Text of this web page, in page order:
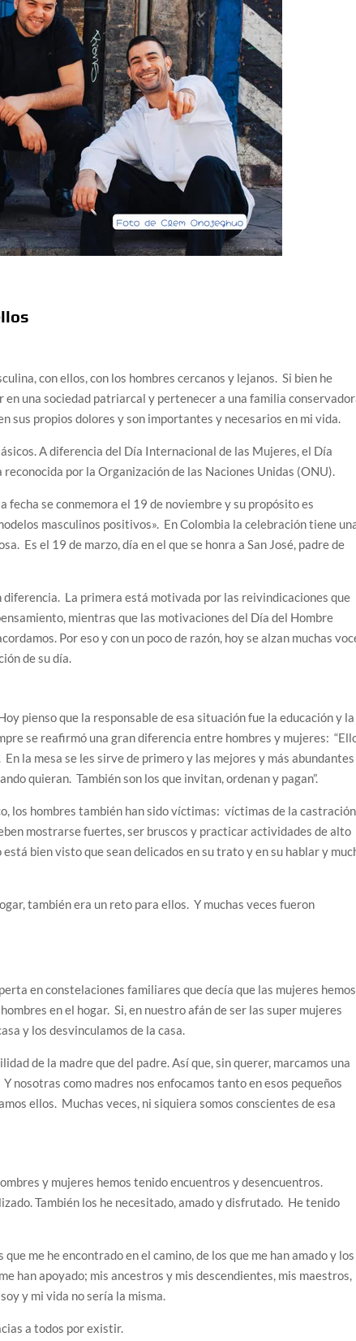
polarizada
o mundos?
generan las redes sociales
sexualidad sagrada?
con ellos, con los hombres cercanos y lejanos. Si bien he
en una sociedad patriarcal y pertenecer a una familia
sus propios dolores y son importantes y necesarios en mi vida.
A diferencia del Día Internacional de las Mujeres, el Día
por la Organización de las Naciones Unidas (ONU).
fecha se conmemora el 19 de noviembre y su propósito es
masculinos positivos». En Colombia la celebración tiene
Es el 19 de marzo, día en el que se honra a San José, padre de
diferencia. La primera está motivada por las reivindicaciones que
mientras que las motivaciones del Día del Hombre
Por eso y con un poco de razón, hoy se alzan muchas
de su día.
pienso que la responsable de esa situación fue la educación y la
se reafirmó una gran diferencia entre hombres y mujeres:
la mesa se les sirve de primero y las mejores y más abundantes
quieran. También son los que invitan, ordenan y pagan”.
los hombres también han sido víctimas: víctimas de la castración
mostrarse fuertes, ser bruscos y practicar actividades de alto
bien visto que sean delicados en su trato y en su hablar y
también era un reto para ellos. Y muchas veces fueron
en constelaciones familiares que decía que las mujeres hemos
en el hogar. Si, en nuestro afán de ser las super mujeres
y los desvinculamos de la casa.
de la madre que del padre. Así que, sin querer, marcamos una
nosotras como madres nos enfocamos tanto en esos pequeños
ellos. Muchas veces, ni siquiera somos conscientes de esa
y mujeres hemos tenido encuentros y desencuentros.
También los he necesitado, amado y disfrutado. He tenido
me he encontrado en el camino, de los que me han amado y los
han apoyado; mis ancestros y mis descendientes, mis maestros,
y mi vida no sería la misma.
a todos por existir.